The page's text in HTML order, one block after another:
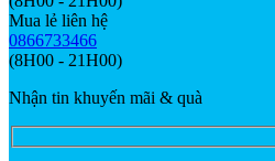
Mua lẻ liên hệ
0866733466
(8H00 - 21H00)
Nhận tin khuyến mãi & quà